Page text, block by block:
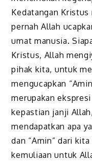
Kedatangan
pernah Allah
umat manusia.
Kristus, Allah
pihak kita, untuk
mengucapkan
merupakan
kepastian janji
mendapatkan apa
dan “Amin” dari
kemuliaan untuk